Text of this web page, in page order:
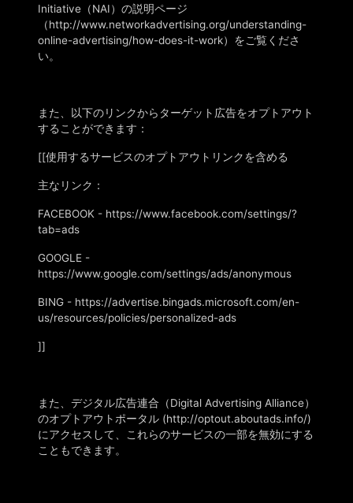
Initiative（NAI）の説明ページ
（http://www.networkadvertising.org/understanding-
online-advertising/how-does-it-work）をご覧くださ
い。
また、以下のリンクからターゲット広告をオプトアウト
することができます：
[[使用するサービスのオプトアウトリンクを含める
主なリンク：
FACEBOOK - https://www.facebook.com/settings/?
tab=ads
GOOGLE -
https://www.google.com/settings/ads/anonymous
BING - https://advertise.bingads.microsoft.com/en-
us/resources/policies/personalized-ads
]]
また、デジタル広告連合（Digital Advertising Alliance）
のオプトアウトポータル (http://optout.aboutads.info/)
にアクセスして、これらのサービスの一部を無効にする
こともできます。